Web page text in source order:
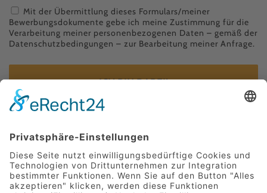
Mit der Übermittlung dieses Formulars/meiner
Bewerbungsdokumente gebe ich meine Zustimmung für die
Verarbeitung meiner personenbezogenen Daten – gemäß der
Datenschutzbedingungen – zur Bearbeitung meiner Anfrage.
ICH BIN DABEI!